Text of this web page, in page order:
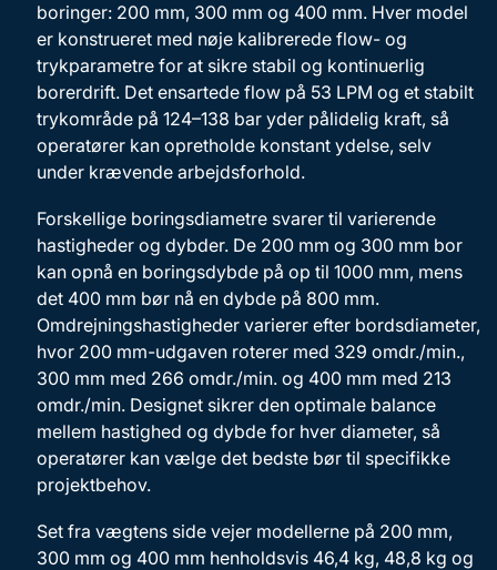
boringer: 200 mm, 300 mm og 400 mm. Hver model
er konstrueret med nøje kalibrerede flow- og
trykparametre for at sikre stabil og kontinuerlig
borerdrift. Det ensartede flow på 53 LPM og et stabilt
trykområde på 124–138 bar yder pålidelig kraft, så
operatører kan opretholde konstant ydelse, selv
under krævende arbejdsforhold.
Forskellige boringsdiametre svarer til varierende
hastigheder og dybder. De 200 mm og 300 mm bor
kan opnå en boringsdybde på op til 1000 mm, mens
det 400 mm bør nå en dybde på 800 mm.
Omdrejningshastigheder varierer efter bordsdiameter,
hvor 200 mm-udgaven roterer med 329 omdr./min.,
300 mm med 266 omdr./min. og 400 mm med 213
omdr./min. Designet sikrer den optimale balance
mellem hastighed og dybde for hver diameter, så
operatører kan vælge det bedste bør til specifikke
projektbehov.
Set fra vægtens side vejer modellerne på 200 mm,
300 mm og 400 mm henholdsvis 46,4 kg, 48,8 kg og